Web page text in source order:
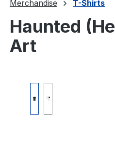
Merchandise T-Shirts
Haunted
Art